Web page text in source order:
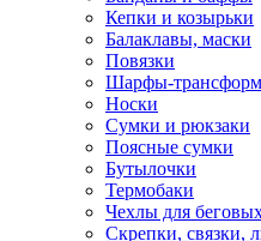
Кепки и козырьки
Балаклавы, маски
Повязки
Шарфы-
Носки
Сумки и рюкзаки
Поясные сумки
Бутылочки
Термобаки
Чехлы для
Скрепки, связки,